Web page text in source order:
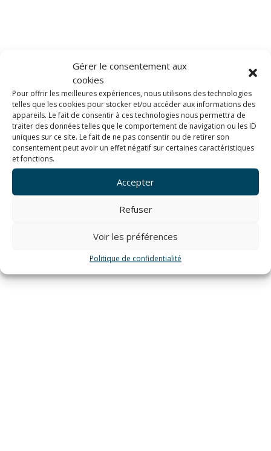
Gérer le consentement aux
cookies
Pour offrir les meilleures expériences, nous utilisons des technologies
telles que les cookies pour stocker et/ou accéder aux informations des
appareils. Le fait de consentir à ces technologies nous permettra de
traiter des données telles que le comportement de navigation ou les ID
uniques sur ce site. Le fait de ne pas consentir ou de retirer son
consentement peut avoir un effet négatif sur certaines caractéristiques
et fonctions.
Accepter
Refuser
Voir les préférences
Politique de confidentialité
Cancale (huitres)
[Best_Wordpress_Gallery id= »19″ gal_title= »Cancale »]